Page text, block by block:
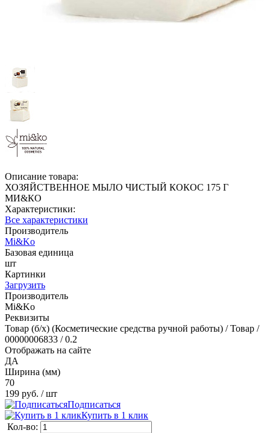
Описание товара:
ХОЗЯЙСТВЕННОЕ МЫЛО ЧИСТЫЙ КОКОС 175 Г
МИ&КО
Характеристики:
Все характеристики
Производитель
Mi&Ko
Базовая единица
шт
Картинки
Загрузить
Производитель
Mi&Ko
Реквизиты
Товар (б/х) (Косметические средства ручной работы) / Товар /
00000006833 / 0.2
Отображать на сайте
ДА
Ширина (мм)
70
199 руб. / шт
Подписаться
Купить в 1 клик
Кол-во: